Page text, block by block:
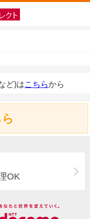
ど)はこちらから
OK